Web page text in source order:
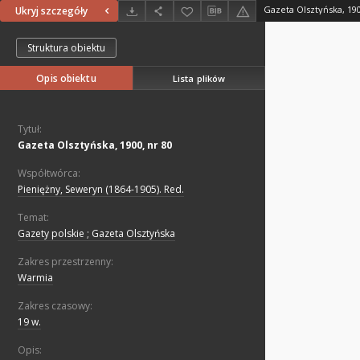
Ukryj szczegóły Gazeta Olsztyńska,
Struktura obiektu
Opis obiektu Lista plików
Tytuł:
Gazeta Olsztyńska, 1900, nr 80
Współtwórca:
Pieniężny, Seweryn (1864-1905). Red.
Temat:
Gazety polskie ; Gazeta Olsztyńska
Zakres przestrzenny:
Warmia
Zakres czasowy:
19 w.
Opis: